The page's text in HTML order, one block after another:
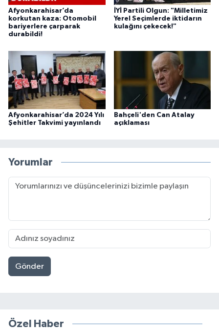
Afyonkarahisar’da
korkutan kaza: Otomobil
bariyerlere çarparak
durabildi!
İYİ Partili Olgun: "Milletimiz
Yerel Seçimlerde iktidarın
kulağını çekecek!"
Afyonkarahisar’da 2024 Yılı
Şehitler Takvimi yayınlandı
Bahçeli'den Can Atalay
açıklaması
Yorumlar
Gönder
Özel Haber